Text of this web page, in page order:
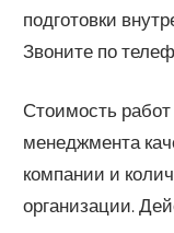
подготовки
Звоните по
Стоимость
менеджмента
компании и
организации.